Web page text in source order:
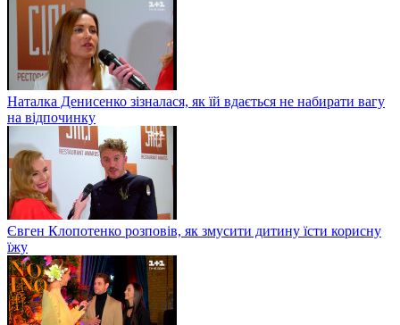
Наталка Денисенко зізналася, як їй вдається не набирати вагу
на відпочинку
Євген Клопотенко розповів, як змусити дитину їсти корисну
їжу